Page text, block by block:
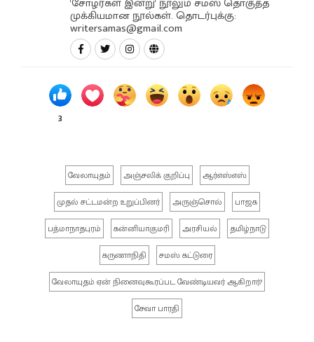
முக்கியமான நூல்கள். தொடர்புக்கு:
writersamas@gmail.com
3
வேலாயுதம் அஞ்சலிக் குறிப்பு
ஆர்எஸ்எஸ்
முதல் சட்டமன்ற உறுப்பினர்
அருஞ்சொல்
பாஜக
பத்மாநாதபுரம்
கன்னியாகுமரி அரசியல்
தமிழ்நாடு
கருணாநிதி
சமஸ் கட்டுரை
வேலாயுதம் ஏன் நினைவுகூரப்பட வேண்டியவர் ஆகிறார்?
சேவா பாரதி